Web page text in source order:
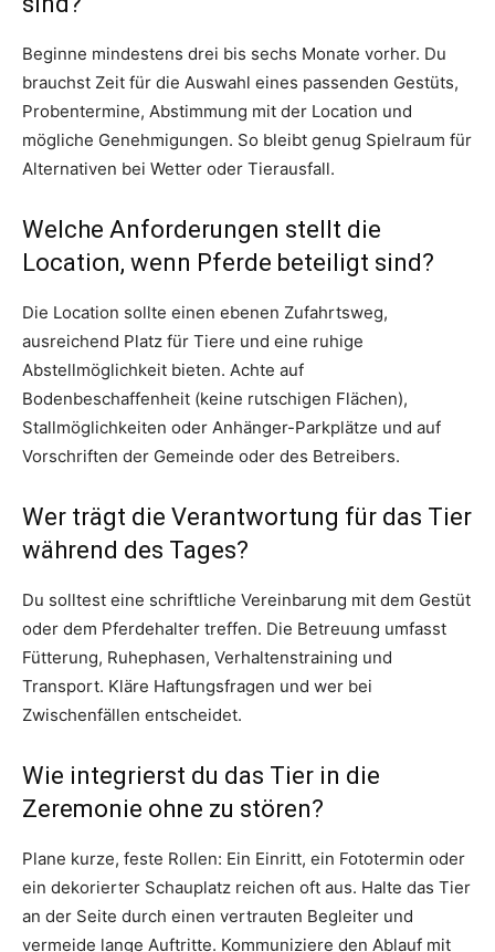
Beginne mindestens drei bis sechs Monate vorher. Du
brauchst Zeit für die Auswahl eines passenden Gestüts,
Probentermine, Abstimmung mit der Location und
mögliche Genehmigungen. So bleibt genug Spielraum für
Alternativen bei Wetter oder Tierausfall.
Welche Anforderungen stellt die
Location, wenn Pferde beteiligt sind?
Die Location sollte einen ebenen Zufahrtsweg,
ausreichend Platz für Tiere und eine ruhige
Abstellmöglichkeit bieten. Achte auf
Bodenbeschaffenheit (keine rutschigen Flächen),
Stallmöglichkeiten oder Anhänger-Parkplätze und auf
Vorschriften der Gemeinde oder des Betreibers.
Wer trägt die Verantwortung für das Tier
während des Tages?
Du solltest eine schriftliche Vereinbarung mit dem Gestüt
oder dem Pferdehalter treffen. Die Betreuung umfasst
Fütterung, Ruhephasen, Verhaltenstraining und
Transport. Kläre Haftungsfragen und wer bei
Zwischenfällen entscheidet.
Wie integrierst du das Tier in die
Zeremonie ohne zu stören?
Plane kurze, feste Rollen: Ein Einritt, ein Fototermin oder
ein dekorierter Schauplatz reichen oft aus. Halte das Tier
an der Seite durch einen vertrauten Begleiter und
vermeide lange Auftritte. Kommuniziere den Ablauf mit